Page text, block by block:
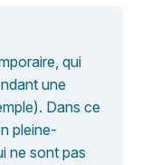
qui
une
Dans ce
pleine-
ne sont pas